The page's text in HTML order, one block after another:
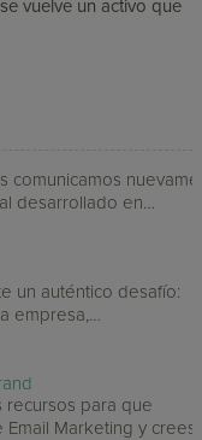
vuelve un activo que
comunicamos
desarrollado en…
un auténtico desafío:
empresa,…
para que
Email Marketing y